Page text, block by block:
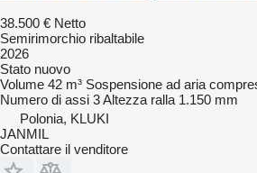
38.500 € Netto
Semirimorchio ribaltabile
2026
Stato nuovo
Volume 42 m³ Sospensione ad aria
Numero di assi 3Altezza ralla 1.150 mm
Polonia, KLUKI
JANMIL
Contattare il venditore